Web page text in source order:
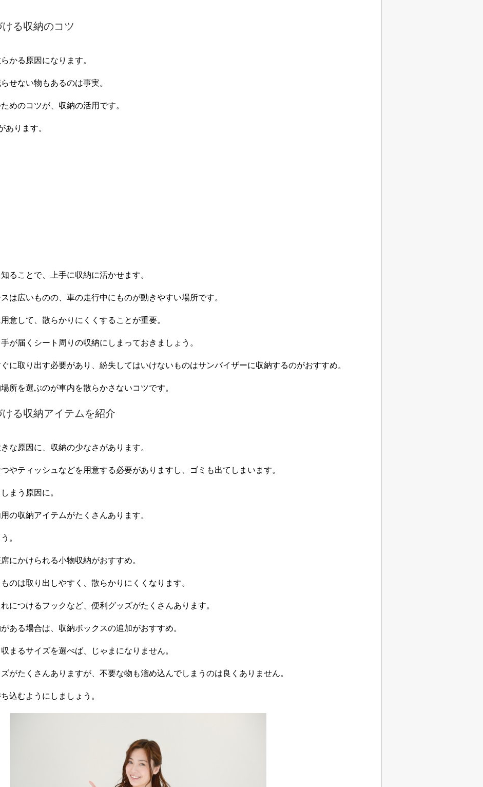
る収納のコツ
かる原因になります。
せない物もあるのは事実。
めのコツが、収納の活用です。
あります。
ることで、上手に収納に活かせます。
は広いものの、車の走行中にものが動きやすい場所です。
意して、散らかりにくくすることが重要。
が届くシート周りの収納にしまっておきましょう。
に取り出す必要があり、紛失してはいけないものはサンバイザーに収納するのがおすすめ。
所を選ぶのが車内を散らかさないコツです。
る収納アイテムを紹介
な原因に、収納の少なさがあります。
やティッシュなどを用意する必要がありますし、ゴミも出てしまいます。
まう原因に。
の収納アイテムがたくさんあります。
。
にかけられる小物収納がおすすめ。
のは取り出しやすく、散らかりにくくなります。
につけるフックなど、便利グッズがたくさんあります。
ある場合は、収納ボックスの追加がおすすめ。
まるサイズを選べば、じゃまになりません。
がたくさんありますが、不要な物も溜め込んでしまうのは良くありません。
込むようにしましょう。